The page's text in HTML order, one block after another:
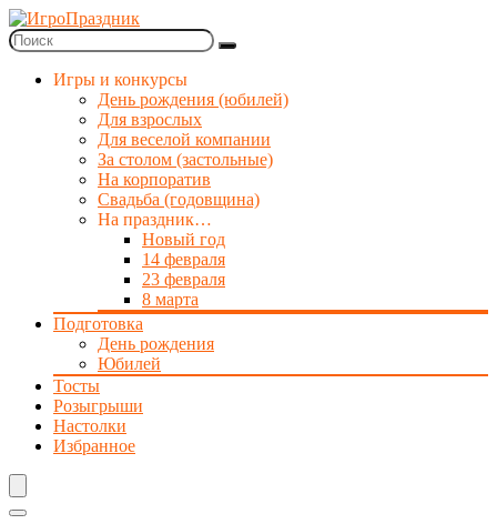
Игры и конкурсы
День рождения (юбилей)
Для взрослых
Для веселой компании
За столом (застольные)
На корпоратив
Свадьба (годовщина)
На праздник…
Новый год
14 февраля
23 февраля
8 марта
Подготовка
День рождения
Юбилей
Тосты
Розыгрыши
Настолки
Избранное